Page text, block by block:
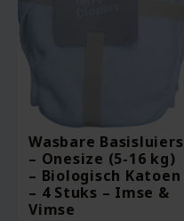
Wasbare Basisluiers
– Onesize (5-16 kg)
– Biologisch Katoen
– 4 Stuks – Imse &
Vimse